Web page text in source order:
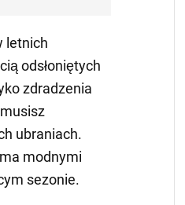
letnich
odsłoniętych
zdradzenia
ubraniach.
modnymi
sezonie.